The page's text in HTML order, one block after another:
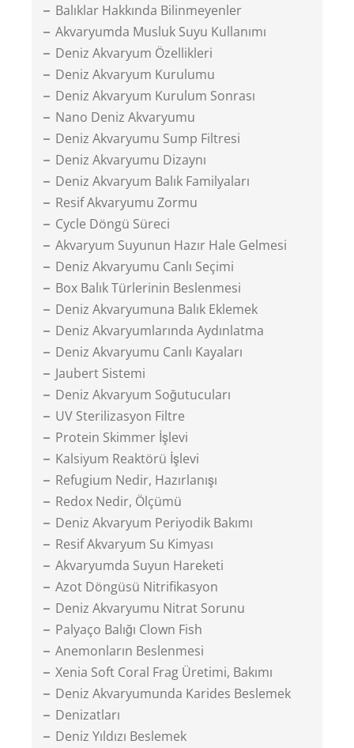
Balıklar Hakkında Bilinmeyenler
Akvaryumda Musluk Suyu Kullanımı
Deniz Akvaryum Özellikleri
Deniz Akvaryum Kurulumu
Deniz Akvaryum Kurulum Sonrası
Nano Deniz Akvaryumu
Deniz Akvaryumu Sump Filtresi
Deniz Akvaryumu Dizaynı
Deniz Akvaryum Balık Familyaları
Resif Akvaryumu Zormu
Cycle Döngü Süreci
Akvaryum Suyunun Hazır Hale Gelmesi
Deniz Akvaryumu Canlı Seçimi
Box Balık Türlerinin Beslenmesi
Deniz Akvaryumuna Balık Eklemek
Deniz Akvaryumlarında Aydınlatma
Deniz Akvaryumu Canlı Kayaları
Jaubert Sistemi
Deniz Akvaryum Soğutucuları
UV Sterilizasyon Filtre
Protein Skimmer İşlevi
Kalsiyum Reaktörü İşlevi
Refugium Nedir, Hazırlanışı
Redox Nedir, Ölçümü
Deniz Akvaryum Periyodik Bakımı
Resif Akvaryum Su Kimyası
Akvaryumda Suyun Hareketi
Azot Döngüsü Nitrifikasyon
Deniz Akvaryumu Nitrat Sorunu
Palyaço Balığı Clown Fish
Anemonların Beslenmesi
Xenia Soft Coral Frag Üretimi, Bakımı
Deniz Akvaryumunda Karides Beslemek
Denizatları
Deniz Yıldızı Beslemek